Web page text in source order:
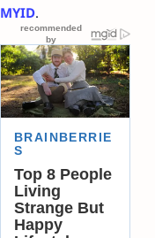
MYID.